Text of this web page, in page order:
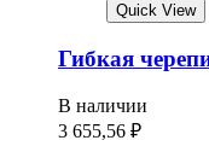
Quick View
Гибкая
В наличии
3 655,56 ₽